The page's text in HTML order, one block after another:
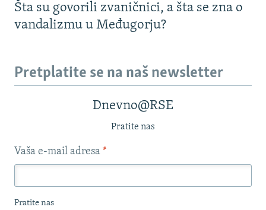
Šta su govorili zvaničnici, a šta se zna o
vandalizmu u Međugorju?
Pretplatite se na naš newsletter
Dnevno@RSE
Pratite nas
Vaša e-mail adresa *
Pratite nas